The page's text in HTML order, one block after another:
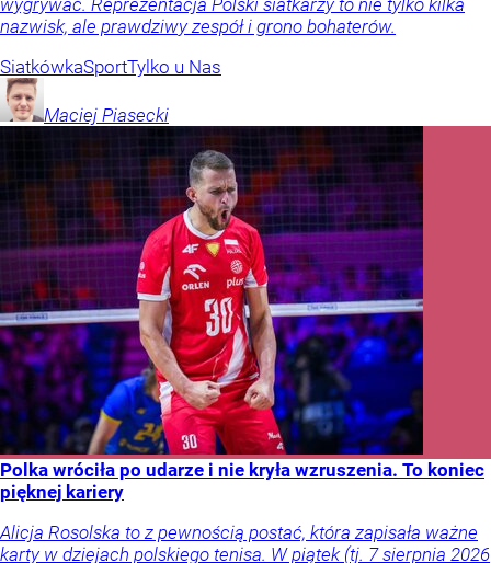
nazwisk, ale prawdziwy zespół i grono bohaterów.
SiatkówkaSportTylko u Nas
Maciej Piasecki
Polka wróciła po udarze i nie kryła wzruszenia. To koniec
pięknej kariery
Alicja Rosolska to z pewnością postać, która zapisała ważne
karty w dziejach polskiego tenisa. W piątek (tj. 7 sierpnia 2026